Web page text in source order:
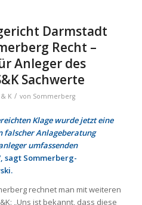
Darmstadt
Recht –
Anleger des
Sachwerte
& K / von Sommerberg
Klage wurde jetzt eine
falscher Anlageberatung
umfassenden
sagt Sommerberg-
rechnet man mit weiteren
„Uns ist bekannt, dass diese